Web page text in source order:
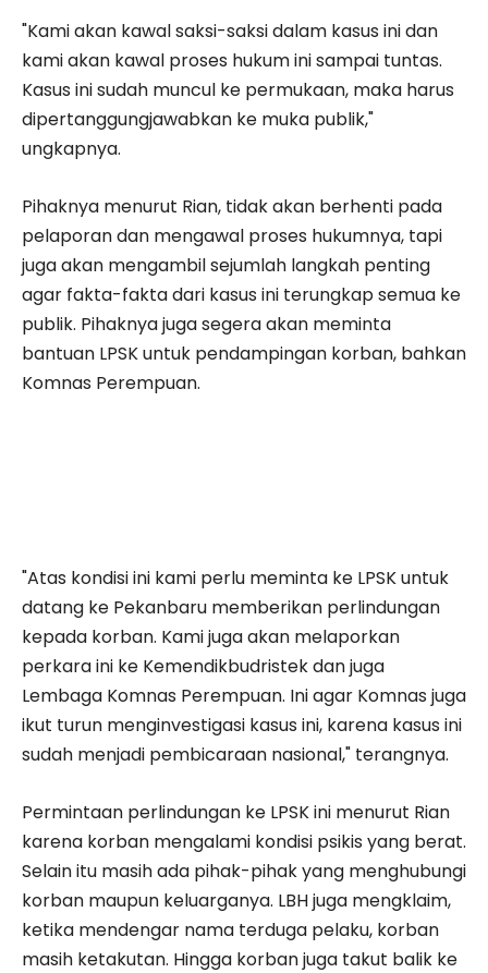
"Kami akan kawal saksi-saksi dalam kasus ini dan
kami akan kawal proses hukum ini sampai tuntas.
Kasus ini sudah muncul ke permukaan, maka harus
dipertanggungjawabkan ke muka publik,"
ungkapnya.
Pihaknya menurut Rian, tidak akan berhenti pada
pelaporan dan mengawal proses hukumnya, tapi
juga akan mengambil sejumlah langkah penting
agar fakta-fakta dari kasus ini terungkap semua ke
publik. Pihaknya juga segera akan meminta
bantuan LPSK untuk pendampingan korban, bahkan
Komnas Perempuan.
"Atas kondisi ini kami perlu meminta ke LPSK untuk
datang ke Pekanbaru memberikan perlindungan
kepada korban. Kami juga akan melaporkan
perkara ini ke Kemendikbudristek dan juga
Lembaga Komnas Perempuan. Ini agar Komnas juga
ikut turun menginvestigasi kasus ini, karena kasus ini
sudah menjadi pembicaraan nasional," terangnya.
Permintaan perlindungan ke LPSK ini menurut Rian
karena korban mengalami kondisi psikis yang berat.
Selain itu masih ada pihak-pihak yang menghubungi
korban maupun keluarganya. LBH juga mengklaim,
ketika mendengar nama terduga pelaku, korban
masih ketakutan. Hingga korban juga takut balik ke